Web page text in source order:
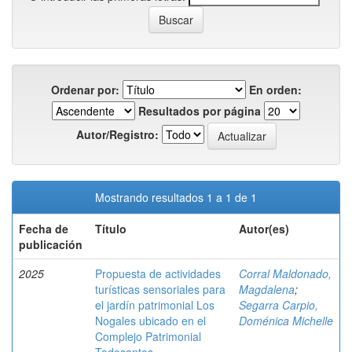
Ordenar por:
En orden:
Resultados por página
Autor/Registro:
Mostrando resultados 1 a 1 de 1
Fecha de
publicación
Título Autor(es)
2025
Propuesta de actividades
turísticas sensoriales para
el jardín patrimonial Los
Nogales ubicado en el
Complejo Patrimonial
Corral Maldonado,
Magdalena;
Segarra Carpio,
Doménica Michelle